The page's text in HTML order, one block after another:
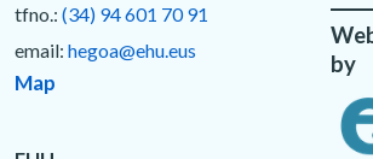
tfno.: (34) 94 601 70 91
email: hegoa@ehu.eus
Map
by